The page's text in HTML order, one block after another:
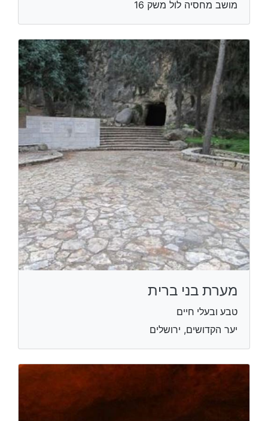
מושב מחסיה לול משק 16
מערת בני ברית
טבע ובעלי חיים
יער הקדושים, ירושלים